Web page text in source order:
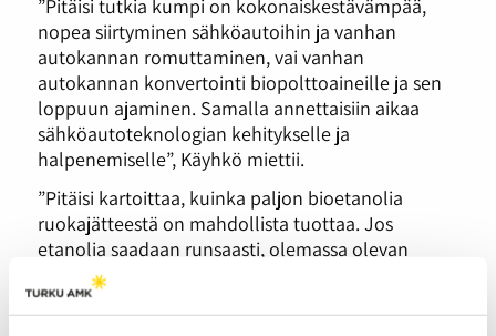
nopea siirtyminen sähköautoihin ja vanhan
autokannan romuttaminen, vai vanhan
autokannan konvertointi biopolttoaineille ja sen
loppuun ajaminen. Samalla annettaisiin aikaa
sähköautoteknologian kehitykselle ja
halpenemiselle”, Käyhkö miettii.
”Pitäisi kartoittaa, kuinka paljon bioetanolia
ruokajätteestä on mahdollista tuottaa. Jos
etanolia saadaan runsaasti, olemassa olevan
bensiiniauton
luvun ratkaisu, jolla liikenteen fossiiliset päästöt